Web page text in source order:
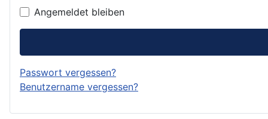
Angemeldet bleiben
Passwort vergessen?
Benutzername vergessen?